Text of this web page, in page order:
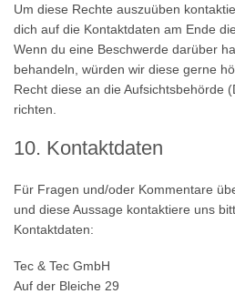
Um diese Rechte auszuüben
dich auf die Kontaktdaten am Ende
Wenn du eine Beschwerde darüber
behandeln, würden wir diese gerne
Recht diese an die Aufsichtsbehörde
richten.
10. Kontaktdaten
Für Fragen und/oder Kommentare
und diese Aussage kontaktiere uns
Kontaktdaten:
Tec & Tec GmbH
Auf der Bleiche 29